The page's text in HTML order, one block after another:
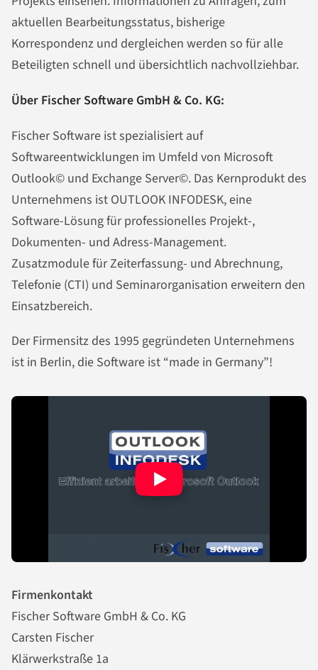
aktuellen Bearbeitungsstatus, bisherige
Korrespondenz und dergleichen werden so für alle
Beteiligten schnell und übersichtlich nachvollziehbar.
Über Fischer Software GmbH & Co. KG:
Fischer Software ist spezialisiert auf
Softwareentwicklungen im Umfeld von Microsoft
Outlook© und Exchange Server©. Das Kernprodukt des
Unternehmens ist OUTLOOK INFODESK, eine
Software-Lösung für professionelles Projekt-,
Dokumenten- und Adress-Management.
Zusatzmodule für Zeiterfassung- und Abrechnung,
Telefonie (CTI) und Seminarorganisation erweitern den
Einsatzbereich.
Der Firmensitz des 1995 gegründeten Unternehmens
ist in Berlin, die Software ist “made in Germany”!
Firmenkontakt
Fischer Software GmbH & Co. KG
Carsten Fischer
Klärwerkstraße 1a